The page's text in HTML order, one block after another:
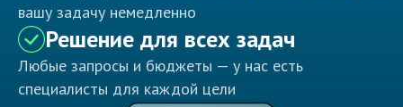
вашу задачу немедленно
Решение для всех задач
Любые запросы и бюджеты — у нас есть
специалисты для каждой цели